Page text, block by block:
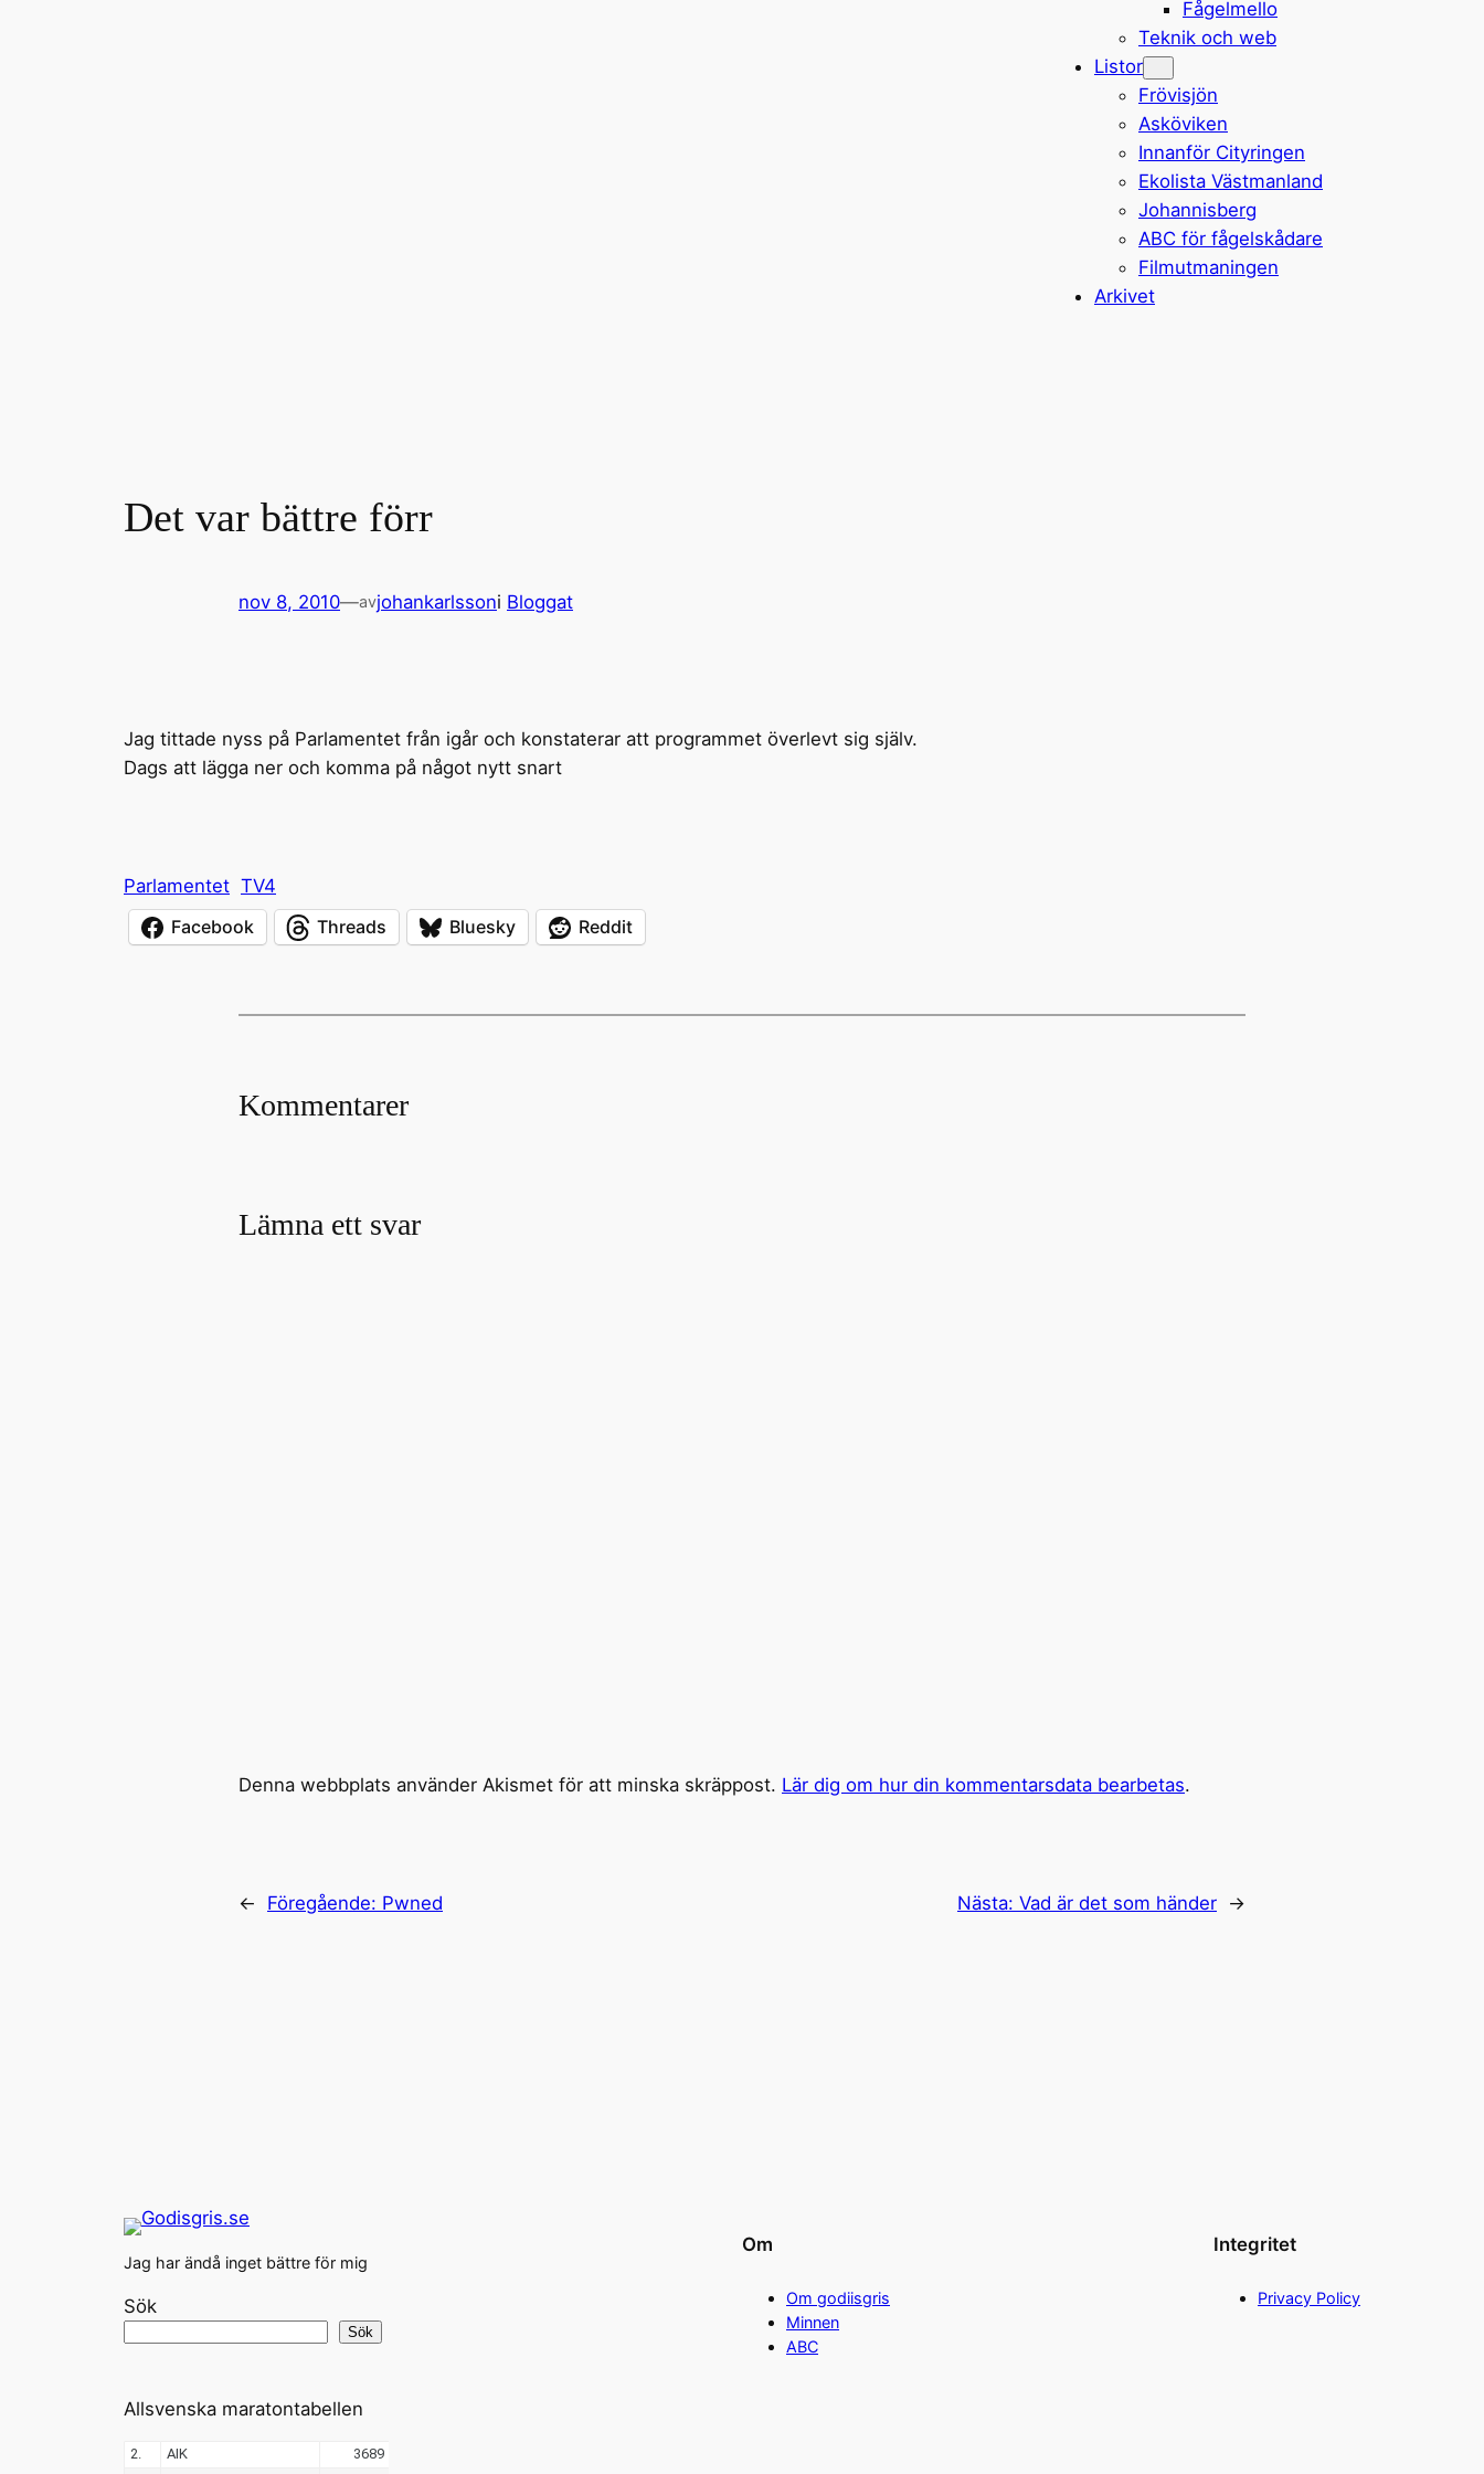
Fågelmello
Teknik och web
Listor
Frövisjön
Asköviken
Innanför Cityringen
Ekolista Västmanland
Johannisberg
ABC för fågelskådare
Filmutmaningen
Arkivet
Det var bättre förr
nov 8, 2010—avjohankarlssoni Bloggat
Jag tittade nyss på Parlamentet från igår och konstaterar att programmet överlevt sig själv.
Dags att lägga ner och komma på något nytt snart
Parlamentet TV4
Facebook
Threads Bluesky Reddit
Kommentarer
Lämna ett svar
Denna webbplats använder Akismet för att minska skräppost. Lär dig om hur din kommentarsdata bearbetas.
← Föregående: Pwned Nästa: Vad är det som händer →
Jag har ändå inget bättre för mig
Sök
Sök
Om
Om godiisgris
Minnen
ABC
Integritet
Privacy Policy
Allsvenska maratontabellen